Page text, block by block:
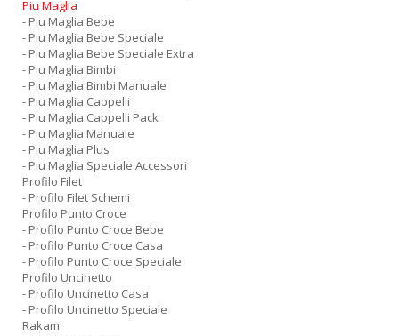
Piu Maglia
- Piu Maglia Bebe
- Piu Maglia Bebe Speciale
- Piu Maglia Bebe Speciale Extra
- Piu Maglia Bimbi
- Piu Maglia Bimbi Manuale
- Piu Maglia Cappelli
- Piu Maglia Cappelli Pack
- Piu Maglia Manuale
- Piu Maglia Plus
- Piu Maglia Speciale Accessori
Profilo Filet
- Profilo Filet Schemi
Profilo Punto Croce
- Profilo Punto Croce Bebe
- Profilo Punto Croce Casa
- Profilo Punto Croce Speciale
Profilo Uncinetto
- Profilo Uncinetto Casa
- Profilo Uncinetto Speciale
Rakam